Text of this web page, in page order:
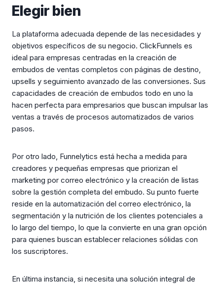
Elegir bien
La plataforma adecuada depende de las necesidades y
objetivos específicos de su negocio. ClickFunnels es
ideal para empresas centradas en la creación de
embudos de ventas completos con páginas de destino,
upsells y seguimiento avanzado de las conversiones. Sus
capacidades de creación de embudos todo en uno la
hacen perfecta para empresarios que buscan impulsar las
ventas a través de procesos automatizados de varios
pasos.
Por otro lado, Funnelytics está hecha a medida para
creadores y pequeñas empresas que priorizan el
marketing por correo electrónico y la creación de listas
sobre la gestión completa del embudo. Su punto fuerte
reside en la automatización del correo electrónico, la
segmentación y la nutrición de los clientes potenciales a
lo largo del tiempo, lo que la convierte en una gran opción
para quienes buscan establecer relaciones sólidas con
los suscriptores.
En última instancia, si necesita una solución integral de